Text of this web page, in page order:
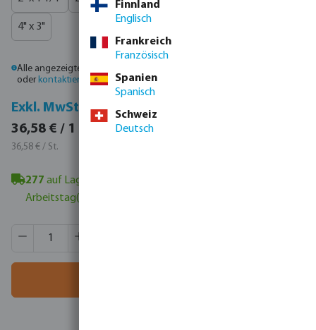
4" x 3"
Alle angezeigten Preise sind Bruttopreise. Bitte
oderkontaktieren Sie den Vertrieb, um individuelle Preise zu erhalten.
Exkl. MwSt.
36,58 € / 1 St.
36,58 € / St.
Inkl. MwSt.
43,53 € / 1 St.
277 auf Lager in Veghel, NL
Arbeitstag(e)
Produkt Anzahl: Gib den gewünschten Wert ein oder
Finnland
Englisch
Frankreich
Französisch
Spanien
Spanisch
Schweiz
Deutsch